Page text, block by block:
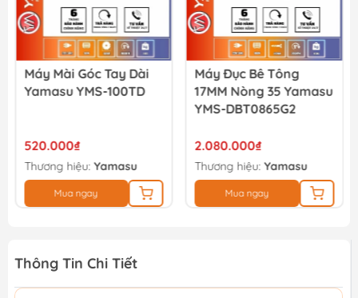
Máy Mài Góc Tay Dài
Yamasu YMS-100TD
520.000₫
Thương hiệu: Yamasu
Mua ngay
Máy Đục Bê Tông
17MM Nòng 35 Yamasu
YMS-DBT0865G2
2.080.000₫
Thương hiệu:Yamasu
Mua ngay
Thông Tin Chi Tiết